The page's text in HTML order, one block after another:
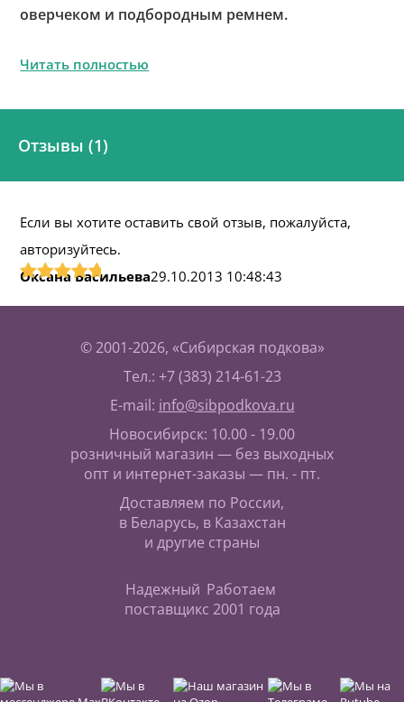
оверчеком и подбородным ремнем.
Читать полностью
Отзывы (1)
Если вы хотите оставить свой отзыв, пожалуйста,
авторизуйтесь.
Оксана Васильева29.10.2013 10:48:43
© 2001-2026, «Сибирская подкова»
Тел.: +7 (383) 214-61-23
E-mail: info@sibpodkova.ru
Новосибирск: 10.00 - 19.00
розничный магазин — без выходных
опт и интернет-заказы — пн. - пт.
Доставляем по России,
в Беларусь, в Казахстан
и другие страны
Надежный
поставщик
Работаем
с 2001 года